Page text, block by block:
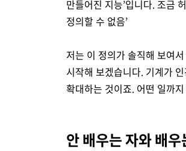
만들어진 지능’입니다. 조금
정의할 수 없음’
저는 이 정의가 솔직해 보여
시작해 보겠습니다. 기계가
확대하는 것이죠. 어떤 일까
안 배우는 자와 배우